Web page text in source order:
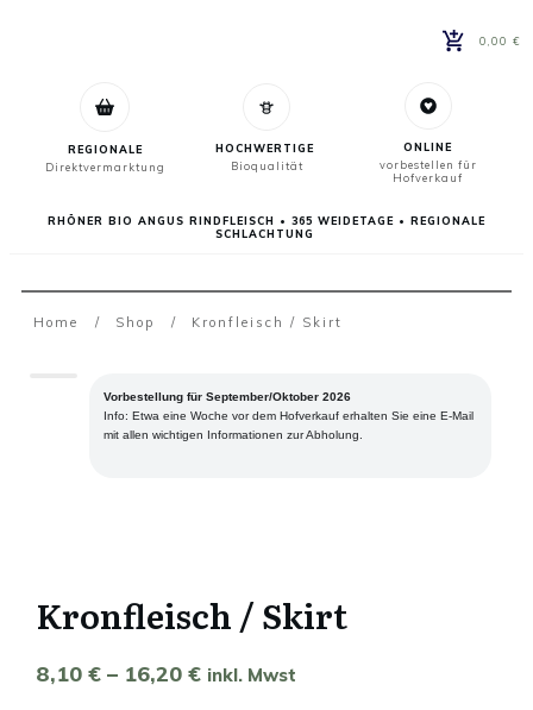
0,00 €
REGIONALE
Direktvermarktung
HOCHWERTIGE
Bioqualität
ONLINE
vorbestellen für
Hofverkauf
RHÖNER BIO ANGUS RINDFLEISCH • 365 WEIDETAGE • REGIONALE
SCHLACHTUNG
Home / Shop / Kronfleisch / Skirt
Vorbestellung für September/Oktober 2026
Info: Etwa eine Woche vor dem Hofverkauf erhalten Sie eine E-Mail
mit allen wichtigen Informationen zur Abholung.
Kronfleisch / Skirt
8,10 € – 16,20 € Preisspanne:
inkl. Mwst